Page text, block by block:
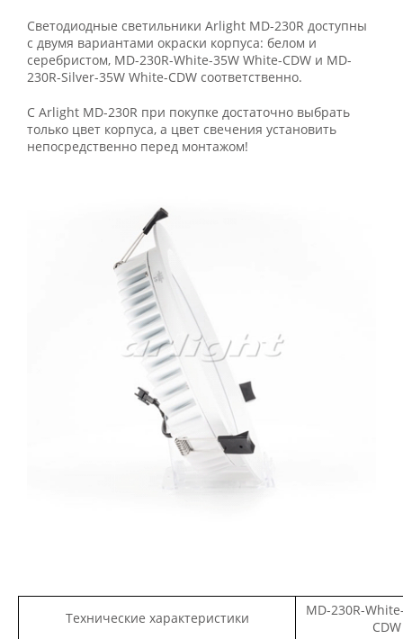
Светодиодные светильники Arlight MD-230R доступны
с двумя вариантами окраски корпуса: белом и
серебристом, MD-230R-White-35W White-CDW и MD-
230R-Silver-35W White-CDW соответственно.
С Arlight MD-230R при покупке достаточно выбрать
только цвет корпуса, а цвет свечения установить
непосредственно перед монтажом!
Технические характеристики
MD-230R-